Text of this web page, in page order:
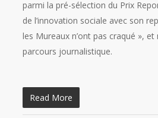
parmi la pré-sélection du Prix
de l’innovation sociale avec son
les Mureaux n’ont pas craqué »,
parcours journalistique.
Read More